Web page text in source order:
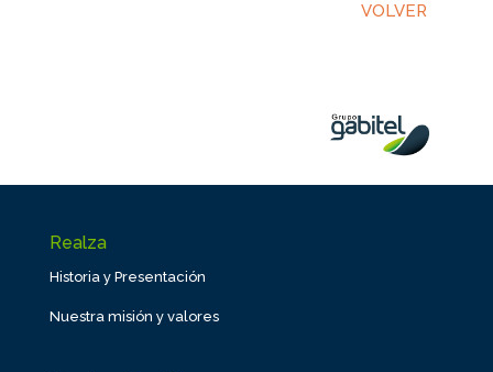
VOLVER
Realza
Historia y Presentación
Nuestra misión y valores